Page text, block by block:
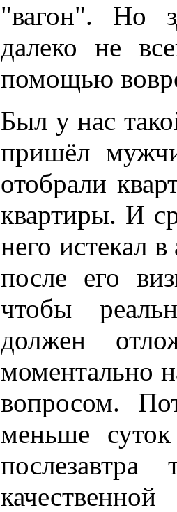
"вагон". Но
далеко не
помощью
Был у нас
пришёл
отобрали
квартиры. И
него истекал
после его
чтобы
должен
моментально
вопросом.
меньше